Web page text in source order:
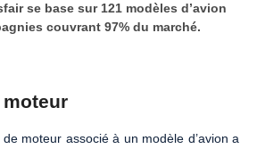
se base sur 121 modèles d’avion
couvrant 97% du marché.
de moteur associé à un modèle d’avion a